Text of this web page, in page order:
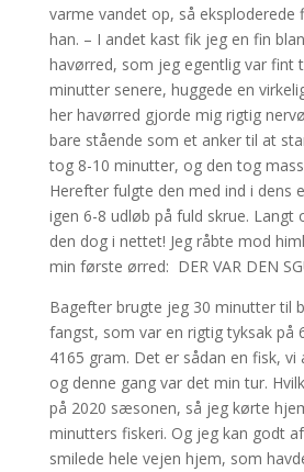
varme vandet op, så
han. – I andet kast fik jeg en fin
havørred, som jeg egentlig var fint
minutter senere, huggede en
her havørred gjorde mig rigtig
bare stående som et anker til at
tog 8-10 minutter, og den tog
Herefter fulgte den med ind i dens
igen 6-8 udløb på fuld skrue.
den dog i nettet! Jeg råbte mod
min første ørred: DER VAR DEN
Bagefter brugte jeg 30 minutter til
fangst, som var en rigtig tyksak på
4165 gram. Det er sådan en fisk,
og denne gang var det min tur.
på 2020 sæsonen, så jeg kørte
minutters fiskeri. Og jeg kan godt
smilede hele vejen hjem, som